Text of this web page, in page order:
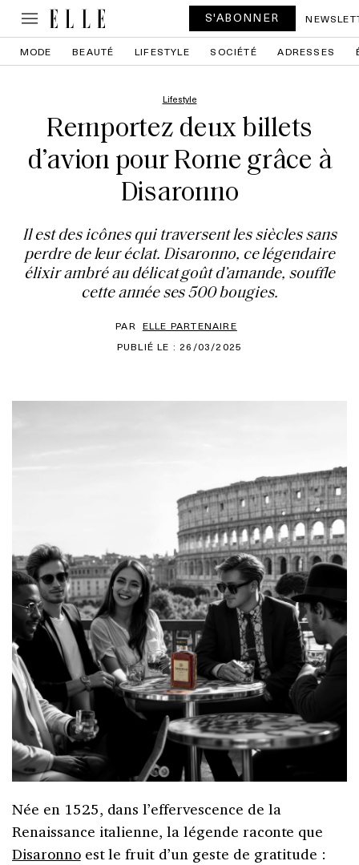
S'ABONNER
MODE BEAUTÉ LIFESTYLE SOCIÉTÉ ADRESSES
Lifestyle
Remportez deux billets
d’avion pour Rome grâce à
Disaronno
Il est des icônes qui traversent les siècles sans
perdre de leur éclat. Disaronno, ce légendaire
élixir ambré au délicat goût d’amande, souffle
cette année ses 500 bougies.
PAR ELLE PARTENAIRE
PUBLIÉ LE : 26/03/2025
Née en 1525, dans l’effervescence de la
Renaissance italienne, la légende raconte que
Disaronnoest le fruit d’un geste de gratitude :